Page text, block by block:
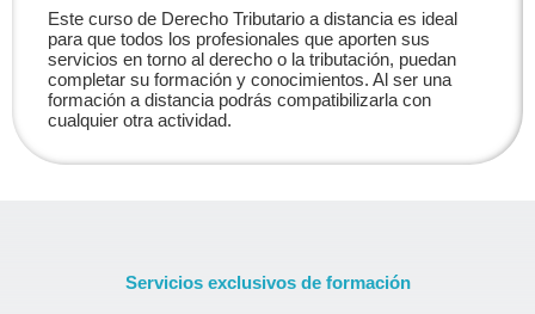
Este curso de Derecho Tributario a distancia es ideal
para que todos los profesionales que aporten sus
servicios en torno al derecho o la tributación, puedan
completar su formación y conocimientos. Al ser una
formación a distancia podrás compatibilizarla con
cualquier otra actividad.
Servicios exclusivos de formación